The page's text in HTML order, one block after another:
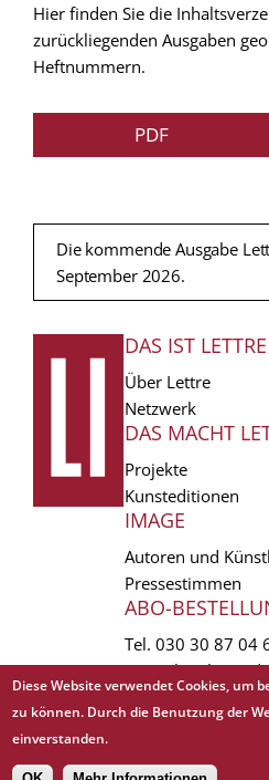
Hier finden Sie die
zurückliegenden Ausgaben
Heftnummern.
PDF
Die kommende Ausgabe
September 2026.
FUSSZEILE
DAS IST LETTRE
Über Lettre
Netzwerk
DAS MACHT
Projekte
Kunsteditionen
IMAGE
Autoren und
Pressestimmen
ABO-
Tel. 030 30 87 04
vertrieb(at)lettre.de
Copyright © 1988 - 2026 Lettre
EXTRA
Diese Website verwendet Cookies, um
zu können. Durch die Benutzung der
einverstanden.